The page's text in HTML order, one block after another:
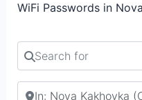
WiFi Passwords in
Search for
Search by city or